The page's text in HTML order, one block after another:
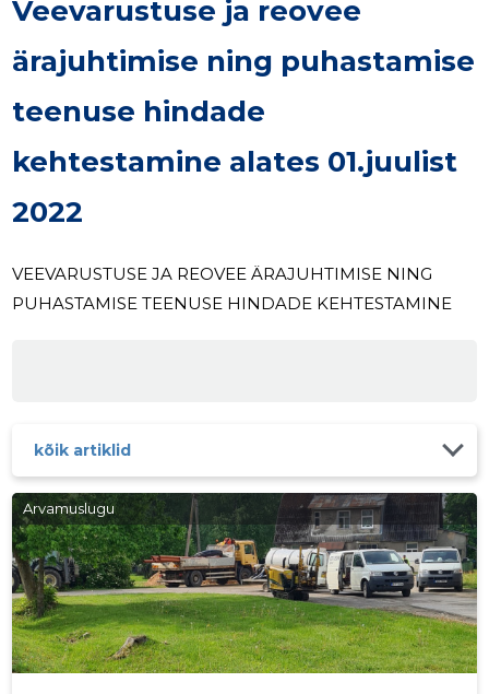
Veevarustuse ja reovee
ärajuhtimise ning puhastamise
teenuse hindade
kehtestamine alates 01.juulist
2022
VEEVARUSTUSE JA REOVEE ÄRAJUHTIMISE NING
PUHASTAMISE TEENUSE HINDADE KEHTESTAMINE
kõik artiklid
Arvamuslugu